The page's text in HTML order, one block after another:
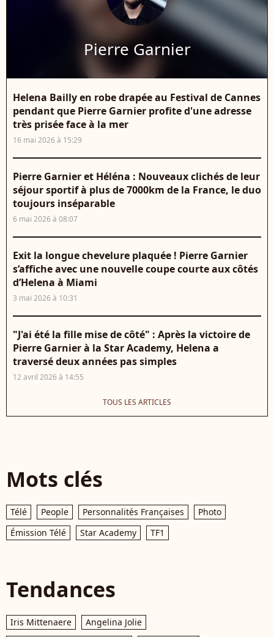
Pierre Garnier
Helena Bailly en robe drapée au Festival de Cannes
pendant que Pierre Garnier profite d'une adresse
très prisée face à la mer
16 mai 2026 à 15:29
Pierre Garnier et Héléna : Nouveaux clichés de leur
séjour sportif à plus de 7000km de la France, le duo
toujours inséparable
6 mai 2026 à 08:07
Exit la longue chevelure plaquée ! Pierre Garnier
s’affiche avec une nouvelle coupe courte aux côtés
d’Helena à Miami
3 mai 2026 à 10:31
"J'ai été la fille mise de côté" : Après la victoire de
Pierre Garnier à la Star Academy, Helena a
traversé deux années pas simples
12 avril 2026 à 14:55
TOUS LES ARTICLES
Mots clés
Télé People Personnalités Françaises
Photo
Émission Télé
Star Academy TF1
Tendances
Iris Mittenaere Angelina Jolie